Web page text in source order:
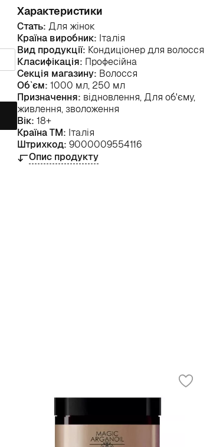
Характеристики
Стать: Для жінок
Країна виробник: Італія
Вид продукції: Кондиціонер для волосся
Класифікація: Професійна
Секція магазину: Волосся
Об`єм: 1000 мл, 250 мл
Призначення: відновлення, Для об'єму,
живлення, зволоження
Вік: 18+
Країна ТМ: Італія
Штрихкод: 9000009554116
Опис продукту